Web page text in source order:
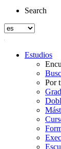
Search
Estudios
Por